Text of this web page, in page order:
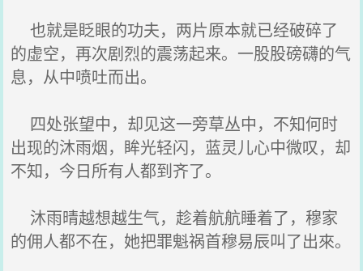
也就是眨眼的功夫，两片原本就已经破碎了
的虚空，再次剧烈的震荡起来。一股股磅礴的气
息，从中喷吐而出。
四处张望中，却见这一旁草丛中，不知何时
出现的沐雨烟，眸光轻闪，蓝灵儿心中微叹，却
不知，今日所有人都到齐了。
沐雨晴越想越生气，趁着航航睡着了，穆家
的佣人都不在，她把罪魁祸首穆易辰叫了出來。